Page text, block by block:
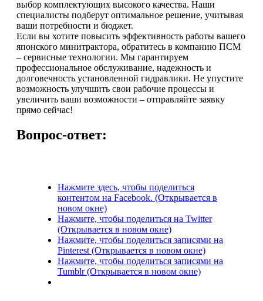
выбор комплектующих высокого качества. Наши
специалисты подберут оптимальное решение, учитывая
ваши потребности и бюджет.
Если вы хотите повысить эффективность работы вашего
японского минитрактора, обратитесь в компанию ПСМ
– сервисные технологии. Мы гарантируем
профессиональное обслуживание, надежность и
долговечность установленной гидравлики. Не упустите
возможность улучшить свои рабочие процессы и
увеличить ваши возможности – отправляйте заявку
прямо сейчас!
Вопрос-ответ:
Нажмите здесь, чтобы поделиться
контентом на Facebook. (Открывается в
новом окне)
Нажмите, чтобы поделиться на Twitter
(Открывается в новом окне)
Нажмите, чтобы поделиться записями на
Pinterest (Открывается в новом окне)
Нажмите, чтобы поделиться записями на
Tumblr (Открывается в новом окне)